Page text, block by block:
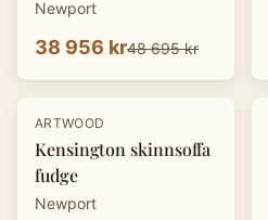
Newport
38 956 kr48 695 kr
-20%
ARTWOOD
Kensington skinnsoffa
fudge
Newport